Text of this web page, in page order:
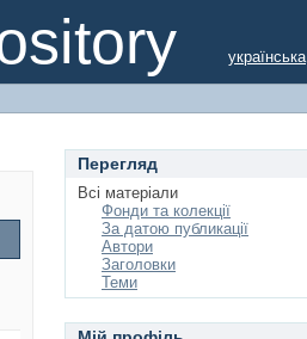
українська
Перегляд
Всі матеріали
Фонди та колекції
За датою публикації
Автори
Заголовки
Теми